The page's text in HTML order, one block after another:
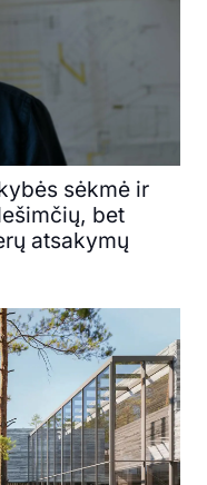
sėkmė ir
bet
atsakymų